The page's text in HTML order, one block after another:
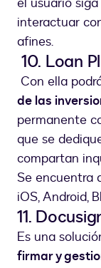
interactuar
afines.
10. Loan
Con ella
de las
permanente
que se
compartan
Se encuentra
iOS, Android,
11.
Es una
firmar y